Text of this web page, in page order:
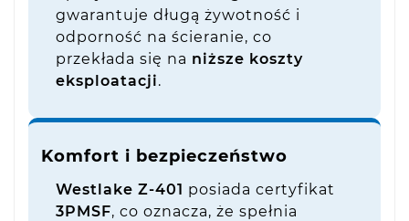
gwarantuje długą żywotność i
odporność na ścieranie, co
przekłada się na niższe koszty
eksploatacji.
Komfort i bezpieczeństwo
Westlake Z-401 posiada certyfikat
3PMSF, co oznacza, że spełnia